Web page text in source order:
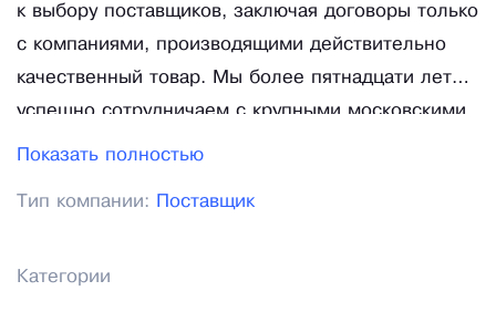
к выбору поставщиков, заключая договоры только
с компаниями, производящими действительно
качественный товар. Мы более пятнадцати лет
успешно сотрудничаем с крупными московскими
и региональными торговыми сетями,
оптовыми компаниями. Результатом этого
доверительных партнерских отношений. Мы
Показать полностью
Тип компании: Поставщик
Категории